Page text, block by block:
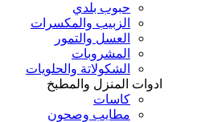
حبوب بلدي
الزبيب والمكسرات
العسل والتمور
المشروبات
الشكولاتة والحلويات
ادوات المنزل والمطبخ
كاسات
مطايب وصحون